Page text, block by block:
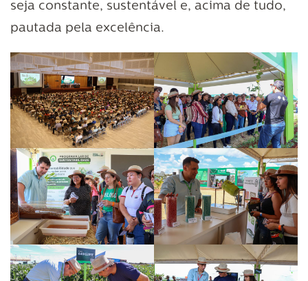
seja constante, sustentável e, acima de tudo,
pautada pela excelência.